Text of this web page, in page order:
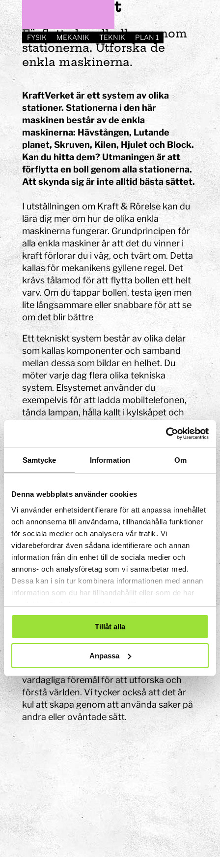
Samtycke Information Om
Denna webbplats använder cookies
Vi använder enhetsidentifierare för att anpassa innehållet
och annonserna till användarna, tillhandahålla funktioner
för sociala medier och analysera vår trafik. Vi
vidarebefordrar även sådana identifierare och annan
information från din enhet till de sociala medier och
annons- och analysföretag som vi samarbetar med.
Dessa kan i sin tur kombinera informationen med annan
information som du har tillhandahållit eller som de har
samlat in när du har använt deras tjänster.
Tillåt alla
Anpassa
FYSIK MEKANIK TEKNIK PLAN 1
KraftVerket
Förflytta handbollen genom
stationerna. Utforska de
enkla maskinerna.
KraftVerket är ett system av olika
stationer. Stationerna i den här
maskinen består av de enkla
maskinerna: Hävstången, Lutande
planet, Skruven, Kilen, Hjulet och Block.
Kan du hitta dem? Utmaningen är att
förflytta en boll genom alla stationerna.
Att skynda sig är inte alltid bästa sättet.
I utställningen om Kraft & Rörelse kan du
lära dig mer om hur de olika enkla
maskinerna fungerar. Grundprincipen för
alla enkla maskiner är att det du vinner i
kraft förlorar du i väg, och tvärt om. Detta
kallas för mekanikens gyllene regel. Det
krävs tålamod för att flytta bollen ett helt
varv. Om du tappar bollen, testa igen men
lite långsammare eller snabbare för att se
om det blir bättre
Ett tekniskt system består av olika delar
som kallas komponenter och samband
mellan dessa som bildar en helhet. Du
möter varje dag flera olika tekniska
system. Elsystemet använder du
exempelvis för att ladda mobiltelefonen,
tända lampan, hålla kallt i kylskåpet och
hem till skolan, arbetsplatsen eller Tom
Tits Experiment? Då har du säkert använt
dig av ett transportsystem. Tekniska
system kan vara väldigt stora som
Många tekniska lösningar är en del i ett
större sammanhang och för att skapa
hållbara lösningar måste vi tänka
systematiskt. Tekniska system skapas,
styrs, underhålls och förändras av
människor. I KraftVerket kan du uppleva
vad som kan hända om inte
komponenterna och människor samspelar
med varandra. Optimering
Om du tittar noga på KraftVerket så har du
säkert upptäckt att experimentet är
tillverkat av vardagliga föremål som går
att köpa i välsorterade varuhus. På Tom
Tits Experiment gillar vi att använda
vardagliga föremål för att utforska och
förstå världen. Vi tycker också att det är
kul att skapa genom att använda saker på
andra eller oväntade sätt.